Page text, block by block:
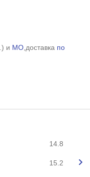
) и МО,доставка по
14.8
15.2